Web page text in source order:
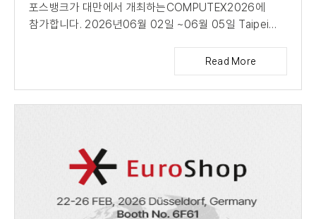
포스뱅크가 대만에서 개최하는COMPUTEX2026에
참가합니다. 2026년06월 02일 ~06월 05일 Taipei
Read More